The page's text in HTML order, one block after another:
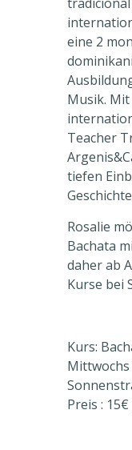
eine 2
Musik.
Teacher
tiefen
Rosalie
Bachata
daher ab
Kurse bei
Kurs:
Mittwochs
Preis :